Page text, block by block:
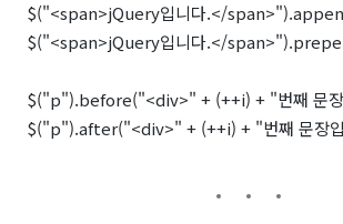
$("<span>jQuery입니다.</
$("<span>jQuery입니다.</
$("p").before("<div>" + (++i) + "번째 문
$("p").after("<div>" + (++i) + "번째 문장